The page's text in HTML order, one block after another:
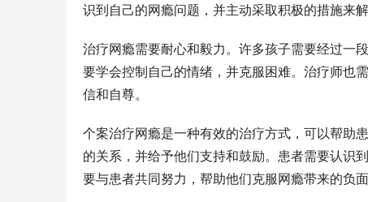
识到自己的网瘾问题，并主动采取积极的措施来解
治疗网瘾需要耐心和毅力。许多孩子需要经过一
要学会控制自己的情绪，并克服困难。治疗师也
信和自尊。
个案治疗网瘾是一种有效的治疗方式，可以帮助
的关系，并给予他们支持和鼓励。患者需要认识
要与患者共同努力，帮助他们克服网瘾带来的负